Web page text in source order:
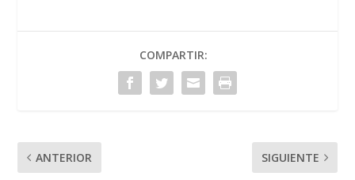
COMPARTIR:
ANTERIOR SIGUIENTE